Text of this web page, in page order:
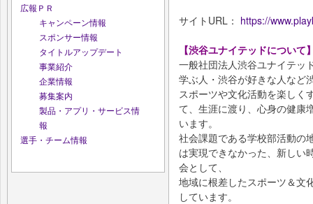
広報ＰＲ
キャンペーン情報
スポンサー情報
タイトルアップデート
事業紹介
企業情報
募集案内
製品・アプリ・サービス情
報
選手・チーム情報
サイトURL： https://
【渋谷ユナイテッドについて
一般社団法人渋谷ユナイテッ
学ぶ人・渋谷が好きな人など
スポーツや文化活動を楽しく
て、生涯に渡り、心身の健康
います。
社会課題である学校部活動の
は実現できなかった、新しい
会として、
地域に根差したスポーツ＆文
しています。